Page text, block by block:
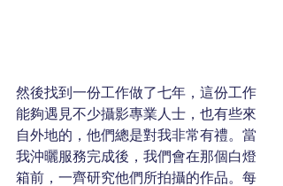
然後找到一份工作做了七年，這份工作
能夠遇見不少攝影專業人士，也有些來
自外地的，他們總是對我非常有禮。當
我沖曬服務完成後，我們會在那個白燈
箱前，一齊研究他們所拍攝的作品。每